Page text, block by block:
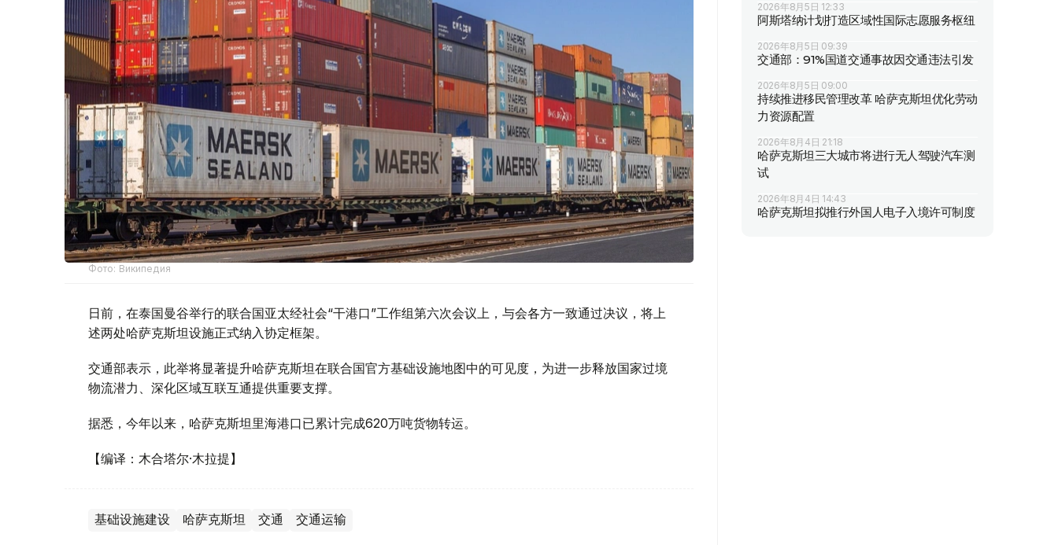
Фото: Википедия
日前，在泰国曼谷举行的联合国亚太经社会“干港口”工作组第六次会议上，与会各方一致通过决议，将上
述两处哈萨克斯坦设施正式纳入协定框架。
交通部表示，此举将显著提升哈萨克斯坦在联合国官方基础设施地图中的可见度，为进一步释放国家过境
物流潜力、深化区域互联互通提供重要支撑。
据悉，今年以来，哈萨克斯坦里海港口已累计完成620万吨货物转运。
【编译：木合塔尔·木拉提】
基础设施建设 哈萨克斯坦 交通 交通运输
2026年8月5日 12:33
阿斯塔纳计划打造区域性国际志愿服务枢纽
2026年8月5日 09:39
交通部：91%国道交通事故因交通违法引发
2026年8月5日 09:00
持续推进移民管理改革 哈萨克斯坦优化劳动
力资源配置
2026年8月4日 21:18
哈萨克斯坦三大城市将进行无人驾驶汽车测
试
2026年8月4日 14:43
哈萨克斯坦拟推行外国人电子入境许可制度